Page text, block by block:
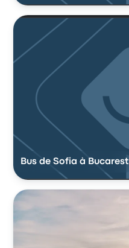
Bus de Sofia à Bucarest